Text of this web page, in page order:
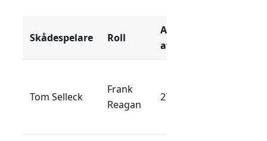
Skådespelare Roll
Antal
avsnitt
Tom Selleck
Frank
Reagan
279+